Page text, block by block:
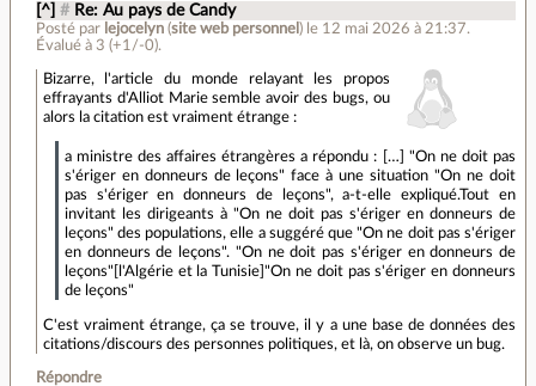
[^] # Re: Au pays de Candy
Posté par lejocelyn(site web personnel ) le 12 mai 2026 à 21:37.
Évalué à 3 (+1/-0).
Bizarre, l'article du monde relayant les propos
effrayants d'Alliot Marie semble avoir des bugs, ou
alors la citation est vraiment étrange :
a ministre des affaires étrangères a répondu : […] "On ne doit pas
s'ériger en donneurs de leçons" face à une situation "On ne doit
pas s'ériger en donneurs de leçons", a-t-elle expliqué.Tout en
invitant les dirigeants à "On ne doit pas s'ériger en donneurs de
leçons" des populations, elle a suggéré que "On ne doit pas s'ériger
en donneurs de leçons". "On ne doit pas s'ériger en donneurs de
leçons"[l'Algérie et la Tunisie]"On ne doit pas s'ériger en donneurs
de leçons"
C'est vraiment étrange, ça se trouve, il y a une base de données des
citations/discours des personnes politiques, et là, on observe un bug.
Répondre